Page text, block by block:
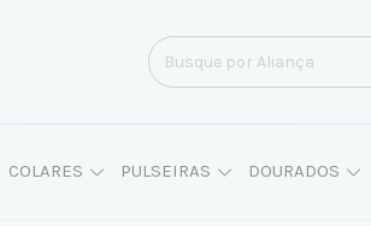
COLARES PULSEIRAS DOURADOS